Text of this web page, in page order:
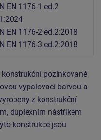
EN 1176-1 ed.2
EN 1176-2 ed.2:2018
EN 1176-3 ed.2:2018
konstrukční pozinkované
vypalovací barvou a
z konstrukční
duplexním nástřikem
konstrukce jsou